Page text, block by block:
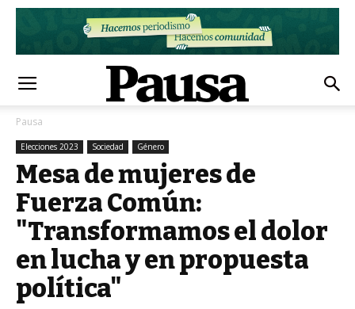
Pausa
Elecciones 2023 Sociedad Género
Mesa de mujeres de
Fuerza Común:
"Transformamos el dolor
en lucha y en propuesta
política"